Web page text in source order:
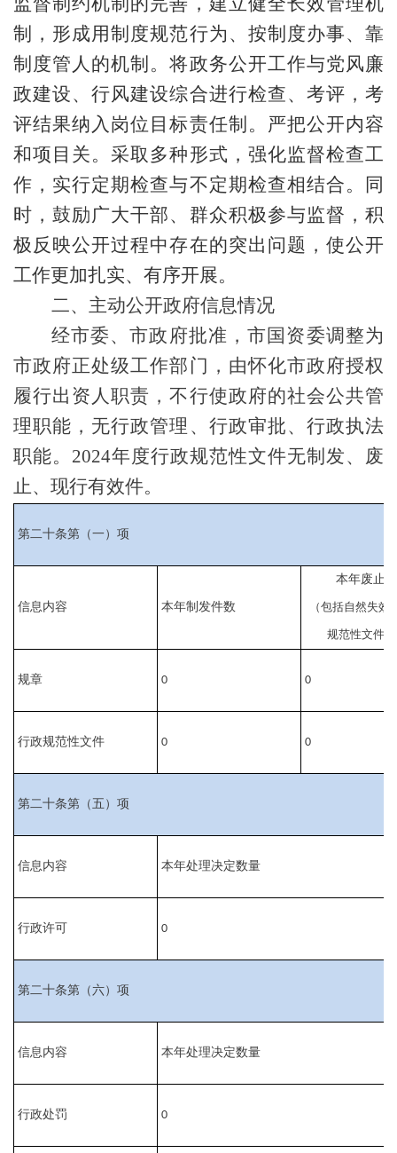
制，形成用制度规范行为、按制度办事、靠
制度管人的机制。将政务公开工作与党风廉
政建设、行风建设综合进行检查、考评，考
评结果纳入岗位目标责任制。严把公开内容
和项目关。采取多种形式，强化监督检查工
作，实行定期检查与不定期检查相结合。同
时，鼓励广大干部、群众积极参与监督，积
极反映公开过程中存在的突出问题，使公开
工作更加扎实、有序开展。
二、主动公开政府信息情况
经市委、市政府批准，市国资委调整为
市政府正处级工作部门，由怀化市政府授权
履行出资人职责 ，不行使政府的社会公共管
理职能 ，无行政管理 、行政审批、行政执法
职能。 2024年度行政规范性文件无制发、废
止、现行有效件。
第二十条第（一）项
信息内容 本年制发件数
本年废止
（包括自然失效
规范性文件
规章 0 0
行政规范性文件 0 0
第二十条第（五）项
信息内容 本年处理决定数量
行政许可 0
第二十条第（六）项
信息内容 本年处理决定数量
行政处罚 0